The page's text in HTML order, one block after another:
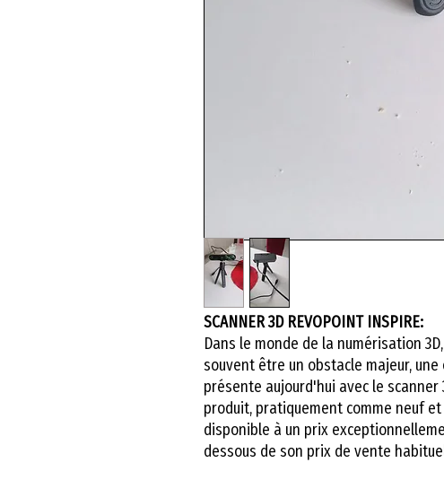
SCANNER 3D REVOPOINT INSPIRE:
Dans le monde de la numérisation
souvent être un obstacle majeur,
présente aujourd'hui avec le scanner
produit, pratiquement comme neuf
disponible à un prix
dessous de son prix de vente